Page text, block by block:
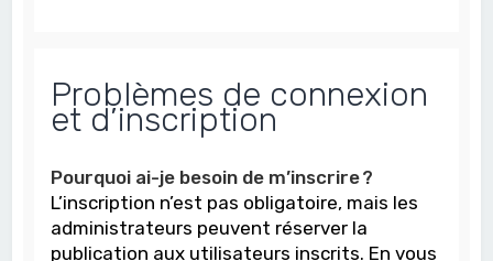
Problèmes de connexion
et d’inscription
Pourquoi ai-je besoin de m’inscrire ?
L’inscription n’est pas obligatoire, mais les
administrateurs peuvent réserver la
publication aux utilisateurs inscrits. En vous